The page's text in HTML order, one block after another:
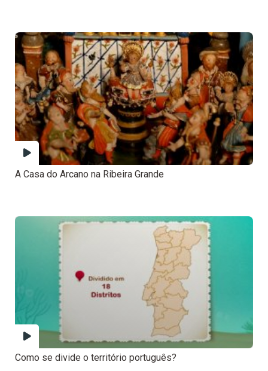
A Casa do Arcano na Ribeira Grande
Como se divide o território português?